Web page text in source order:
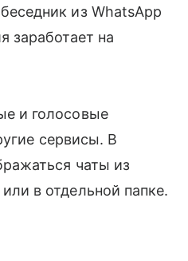
из WhatsApp
заработает на
и голосовые
сервисы. В
чаты из
в отдельной папке.